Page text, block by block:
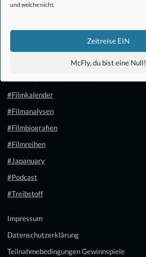
und welche nicht.
Zeitreise EIN
McFly, du bist eine Null!
#Filmkalender
#Filmanalysen
#Filmbiografien
#Filmreihen
#Japanuary
#Podcast
#Treibstoff
Impressum
Datenschutzerklärung
Teilnahmebedingungen Gewinnspiele